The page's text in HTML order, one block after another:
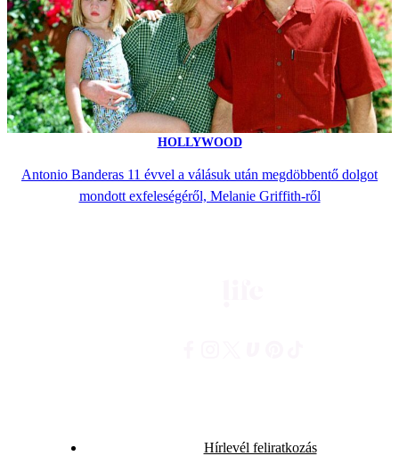
HOLLYWOOD
Antonio Banderas 11 évvel a válásuk után megdöbbentő dolgot
mondott exfeleségéről, Melanie Griffith-ről
Hírlevél feliratkozás